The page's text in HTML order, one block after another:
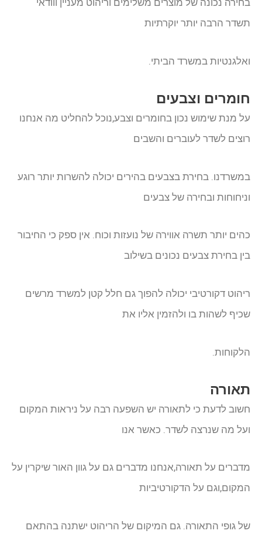
בחירה נכונה של מוצרים משלימים וריהוט מעניין ווודאי
תשדר הרבה יותר יוקרתיות
ואלגנטיות במשרד הביתי.
חומרים וצבעים
על מנת שימוש נכון בחומרים וצבע,נוכל להחליט מה אנחנו
רוצים לשדר לעוברים והשבים
במשרדנו. בחירת בצבעים בהירים יכולה להשרות יותר רוגע
וניחוחות ובחירה של צבעים
כהים יותר תשרה אווירה של נועזות וכוח. אין ספק כי החיבור
בין בחירת צבעים נכונים בשילוב
ריהוט דקורטיבי יכולה להפוך גם חלל קטן למשרד מרשים
שכיף לשהות בו ולהזמין אליו את
הלקוחות.
תאורה
חשוב לדעת כי לתאורה יש השפעה רבה על ניראות המקום
ועל מה שנרצה לשדר. כאשר אנו
מדברים על תאורה,אנחנו מדברים גם על גוון האור שיקרין על
המקום,וגם על הדקורטיביות
של גופי התאורה. גם המיקום של הריהוט ישתנה בהתאם